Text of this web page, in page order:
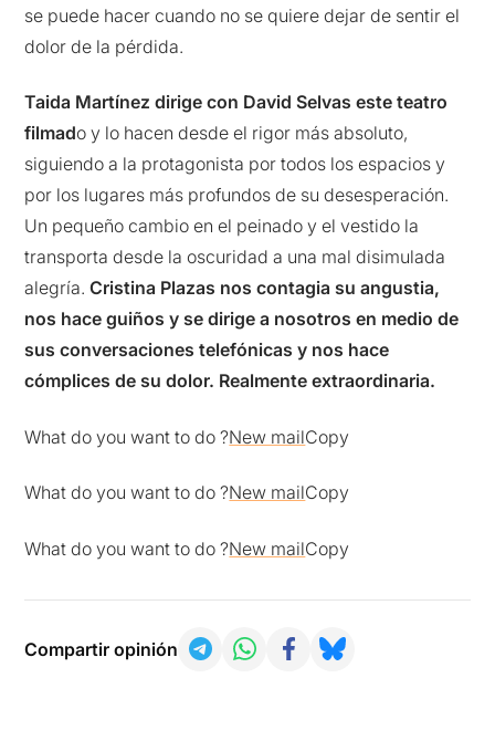
se puede hacer cuando no se quiere dejar de sentir el
dolor de la pérdida.
Taida Martínez dirige con David Selvas este teatro
filmado y lo hacen desde el rigor más absoluto,
siguiendo a la protagonista por todos los espacios y
por los lugares más profundos de su desesperación.
Un pequeño cambio en el peinado y el vestido la
transporta desde la oscuridad a una mal disimulada
alegría.Cristina Plazas nos contagia su angustia,
nos hace guiños y se dirige a nosotros en medio de
sus conversaciones telefónicas y nos hace
cómplices de su dolor. Realmente extraordinaria.
What do you want to do ?New mailCopy
What do you want to do ?New mailCopy
What do you want to do ?New mailCopy
Compartir opinión